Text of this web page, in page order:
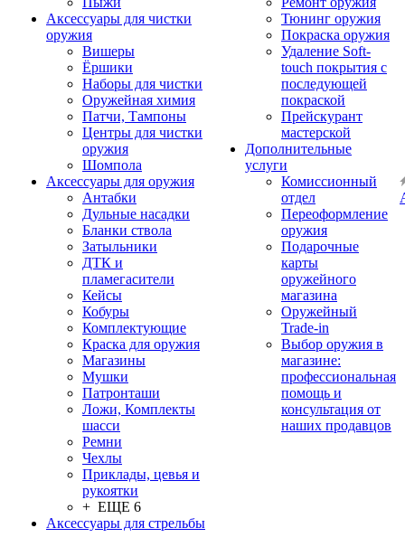
Аксессуары для чистки
оружия
Вишеры
Ёршики
Наборы для чистки
Оружейная химия
Патчи, Тампоны
Центры для чистки
оружия
Шомпола
Аксессуары для оружия
Антабки
Дульные насадки
Бланки ствола
Затыльники
ДТК и
пламегасители
Кейсы
Кобуры
Комплектующие
Краска для оружия
Магазины
Мушки
Патронташи
Ложи, Комплекты
шасси
Ремни
Чехлы
Приклады, цевья и
рукоятки
+ ЕЩЕ 6
Аксессуары для стрельбы
Тюнинг оружия
Покраска оружия
Удаление Soft-
touch покрытия с
последующей
покраской
Прейскурант
мастерской
Дополнительные
услуги
Комиссионный
отдел
Переоформление
оружия
Подарочные
карты
оружейного
магазина
Оружейный
Trade-in
Выбор оружия в
магазине:
профессиональная
помощь и
консультация от
наших продавцов